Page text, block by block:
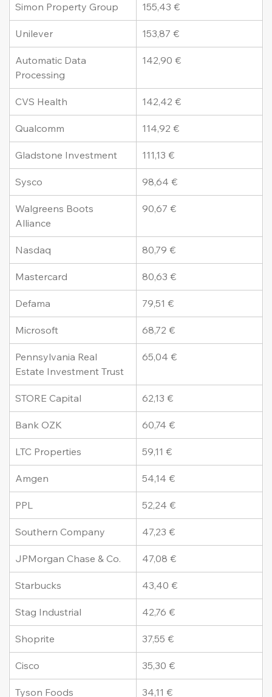
Simon Property Group 155,43 €
Unilever 153,87 €
Automatic Data
Processing
142,90 €
CVS Health 142,42 €
Qualcomm 114,92 €
Gladstone Investment 111,13 €
Sysco 98,64 €
Walgreens Boots
Alliance
90,67 €
Nasdaq 80,79 €
Mastercard 80,63 €
Defama 79,51 €
Microsoft 68,72 €
Pennsylvania Real
Estate Investment Trust
65,04 €
STORE Capital 62,13 €
Bank OZK 60,74 €
LTC Properties 59,11 €
Amgen 54,14 €
PPL 52,24 €
Southern Company 47,23 €
JPMorgan Chase & Co. 47,08 €
Starbucks 43,40 €
Stag Industrial 42,76 €
Shoprite 37,55 €
Cisco 35,30 €
Tyson Foods 34,11 €